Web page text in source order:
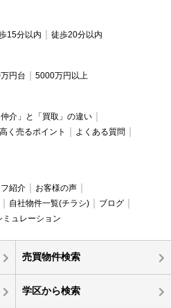
15分以内 徒歩20分以内
円台 5000万円以上
仲介」と「買取」の違い
く売るポイント
よくある質問
紹介
お客様の声
自社物件一覧(チラシ)
ブログ
ミュレーション
売買物件検索
学区から検索